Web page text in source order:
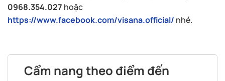
0968.354.027 hoặc
https://www.facebook.com/visana.official/ nhé.
Cẩm nang theo điểm đến